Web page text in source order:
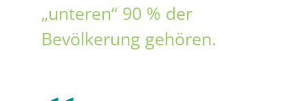
„unteren“ 90 % der
Bevölkerung gehören.